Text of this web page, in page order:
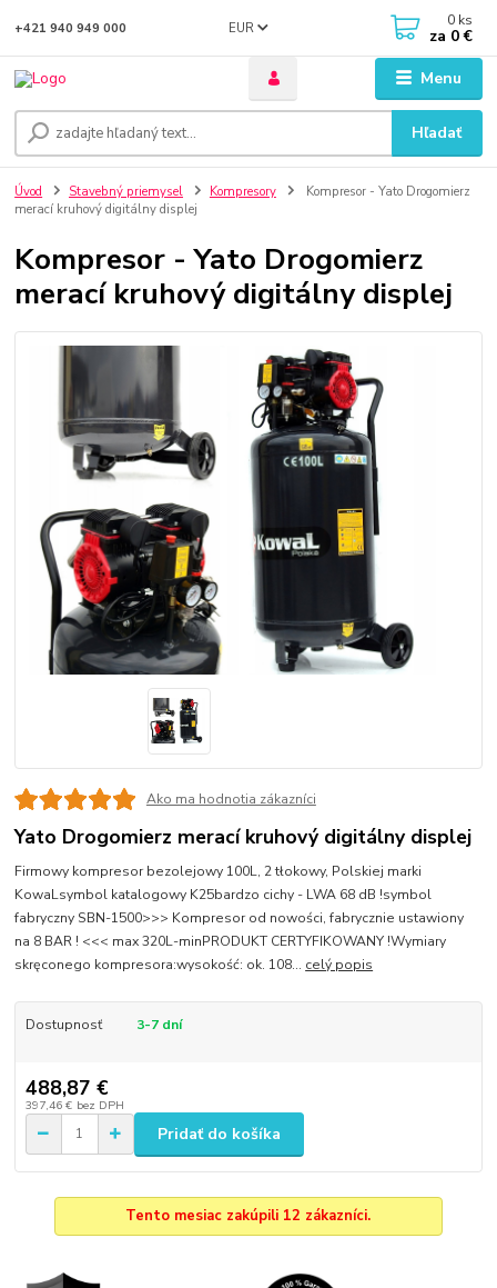
Menu
EUR
Hľadať
+421 940 949 000 0 ks
za 0 €
Úvod Stavebný priemysel Kompresory
Kompresor - Yato Drogomierz
merací kruhový digitálny displej
Kompresor - Yato Drogomierz
merací kruhový digitálny displej
Ako ma hodnotia zákazníci
Yato Drogomierz merací kruhový digitálny displej
Firmowy kompresor bezolejowy 100L, 2 tłokowy, Polskiej marki
KowaLsymbol katalogowy K25bardzo cichy - LWA 68 dB !symbol
fabryczny SBN-1500>>> Kompresor od nowości, fabrycznie ustawiony
na 8 BAR ! <<< max 320L-minPRODUKT CERTYFIKOWANY !Wymiary
skręconego kompresora:wysokość: ok. 108... celý popis
Dostupnosť 3-7 dní
488,87 €
397,46 € bez DPH
Pridať do košíka
Tento mesiac zakúpili 12 zákazníci.